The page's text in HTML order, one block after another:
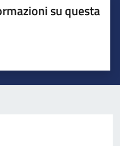
su questa
5